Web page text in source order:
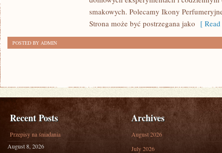
smakowych. Polecamy Ikony
Strona może być postrzegana jako [
POSTED BY ADMIN
Recent Posts
Przepisy na śniadania
August 8, 2026
Archives
August 2026
July 2026